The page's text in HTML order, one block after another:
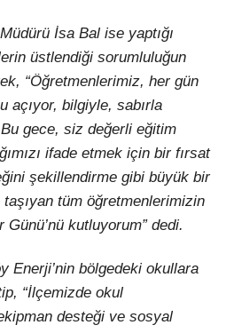
İsa Bal ise yaptığı
üstlendiği sorumluluğun
“Öğretmenlerimiz, her gün
açıyor, bilgiyle, sabırla
gece, siz değerli eğitim
ifade etmek için bir fırsat
şekillendirme gibi büyük bir
tüm öğretmenlerimizin
kutluyorum” dedi.
Enerji’nin bölgedeki okullara
“İlçemizde okul
desteği ve sosyal